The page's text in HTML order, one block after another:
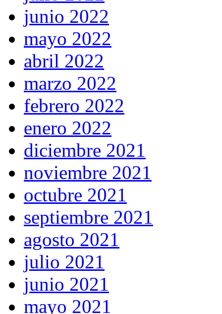
junio 2022
mayo 2022
abril 2022
marzo 2022
febrero 2022
enero 2022
diciembre 2021
noviembre 2021
octubre 2021
septiembre 2021
agosto 2021
julio 2021
junio 2021
mayo 2021